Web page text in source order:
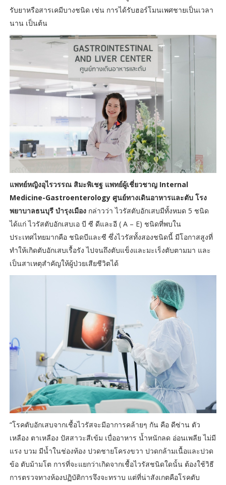
รับยาหรือสารเคมีบางชนิด เช่น การได้รับฮอร์โมนเพศชายเป็นเวลา
นาน เป็นต้น
แพทย์หญิงอุไรวรรณ สิมะพิเชฐ แพทย์ผู้เชี่ยวชาญ Internal
Medicine-Gastroenterology ศูนย์ทางเดินอาหารและตับ โรง
พยาบาลธนบุรี บำรุงเมือง กล่าวว่า ไวรัสตับอักเสบมีทั้งหมด 5 ชนิด
ได้แก่ ไวรัสตับอักเสบเอ บี ซี ดีและอี ( A – E) ชนิดที่พบใน
ประเทศไทยมากคือ ชนิดบีและซี ซึ่งไวรัสทั้งสองชนิดนี้ มีโอกาสสูงที่
ทำให้เกิดตับอักเสบเรื้อรัง ไปจนถึงตับแข็งและมะเร็งตับตามมา และ
เป็นสาเหตุสำคัญให้ผู้ป่วยเสียชีวิตได้
“โรคตับอักเสบจากเชื้อไวรัสจะมีอาการคล้ายๆ กัน คือ ดีซ่าน ตัว
เหลือง ตาเหลือง ปัสสาวะสีเข้ม เบื่ออาหาร น้ำหนักลด อ่อนเพลีย ไม่มี
แรง บวม มีน้ำในช่องท้อง ปวดชายโครงขวา ปวดกล้ามเนื้อและปวด
ข้อ ตับม้ามโต การที่จะแยกว่าเกิดจากเชื้อไวรัสชนิดใดนั้น ต้องใช้วิธี
การตรวจทางห้องปฏิบัติการจึงจะทราบ แต่ที่น่าสังเกตคือโรคตับ